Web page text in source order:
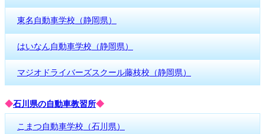
東名自動車学校（静岡県）
はいなん自動車学校（静岡県）
マジオドライバーズスクール藤枝校（静岡県）
◆石川県の自動車教習所◆
こまつ自動車学校（石川県）